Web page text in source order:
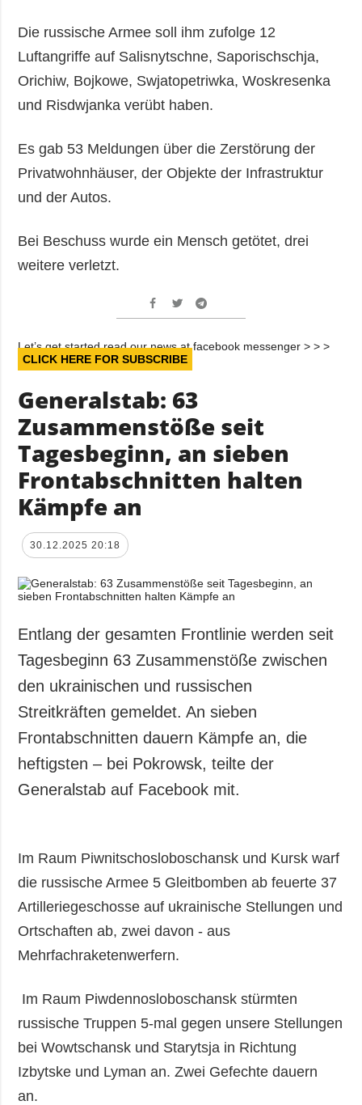
Die russische Armee soll ihm zufolge 12
Luftangriffe auf Salisnytschne, Saporischschja,
Orichiw, Bojkowe, Swjatopetriwka, Woskresenka
und Risdwjanka verübt haben.
Es gab 53 Meldungen über die Zerstörung der
Privatwohnhäuser, der Objekte der Infrastruktur
und der Autos.
Bei Beschuss wurde ein Mensch getötet, drei
weitere verletzt.
Let’s get started read our news at facebook messenger > > >
CLICK HERE FOR SUBSCRIBE
Generalstab: 63
Zusammenstöße seit
Tagesbeginn, an sieben
Frontabschnitten halten
Kämpfe an
30.12.2025 20:18
Entlang der gesamten Frontlinie werden seit
Tagesbeginn 63 Zusammenstöße zwischen
den ukrainischen und russischen
Streitkräften gemeldet. An sieben
Frontabschnitten dauern Kämpfe an, die
heftigsten – bei Pokrowsk, teilte der
Generalstab auf Facebook mit.
Im Raum Piwnitschosloboschansk und Kursk warf
die russische Armee 5 Gleitbomben ab feuerte 37
Artilleriegeschosse auf ukrainische Stellungen und
Ortschaften ab, zwei davon - aus
Mehrfachraketenwerfern.
Im Raum Piwdennosloboschansk stürmten
russische Truppen 5-mal gegen unsere Stellungen
bei Wowtschansk und Starytsja in Richtung
Izbytske und Lyman an. Zwei Gefechte dauern
an.